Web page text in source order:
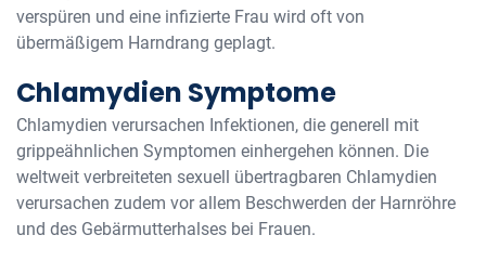
verspüren und eine infizierte Frau wird oft von
übermäßigem Harndrang geplagt.
Chlamydien Symptome
Chlamydien verursachen Infektionen, die generell mit
grippeähnlichen Symptomen einhergehen können. Die
weltweit verbreiteten sexuell übertragbaren Chlamydien
verursachen zudem vor allem Beschwerden der Harnröhre
und des Gebärmutterhalses bei Frauen.